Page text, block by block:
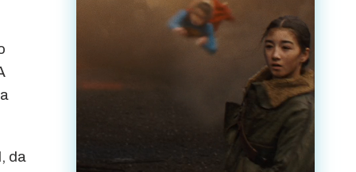
da